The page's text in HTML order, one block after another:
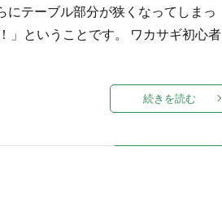
テーブル部分が狭くなってしまっ
」ということです。 ワカサギ初心者
続きを読む